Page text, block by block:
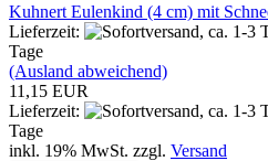
Kuhnert Eulenkind (4 cm) mit
Lieferzeit:
Tage
(Ausland abweichend)
11,15 EUR
Lieferzeit:
Tage
inkl. 19% MwSt. zzgl. Versand